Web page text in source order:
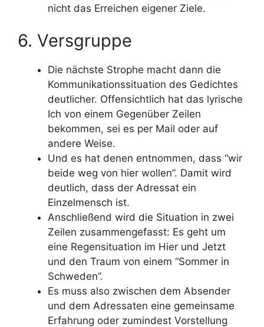
nicht das Erreichen eigener Ziele.
6. Versgruppe
Die nächste Strophe macht dann die
Kommunikationssituation des Gedichtes
deutlicher. Offensichtlich hat das lyrische
Ich von einem Gegenüber Zeilen
bekommen, sei es per Mail oder auf
andere Weise.
Und es hat denen entnommen, dass “wir
beide weg von hier wollen”. Damit wird
deutlich, dass der Adressat ein
Einzelmensch ist.
Anschließend wird die Situation in zwei
Zeilen zusammengefasst: Es geht um
eine Regensituation im Hier und Jetzt
und den Traum von einem “Sommer in
Schweden”.
Es muss also zwischen dem Absender
und dem Adressaten eine gemeinsame
Erfahrung oder zumindest Vorstellung